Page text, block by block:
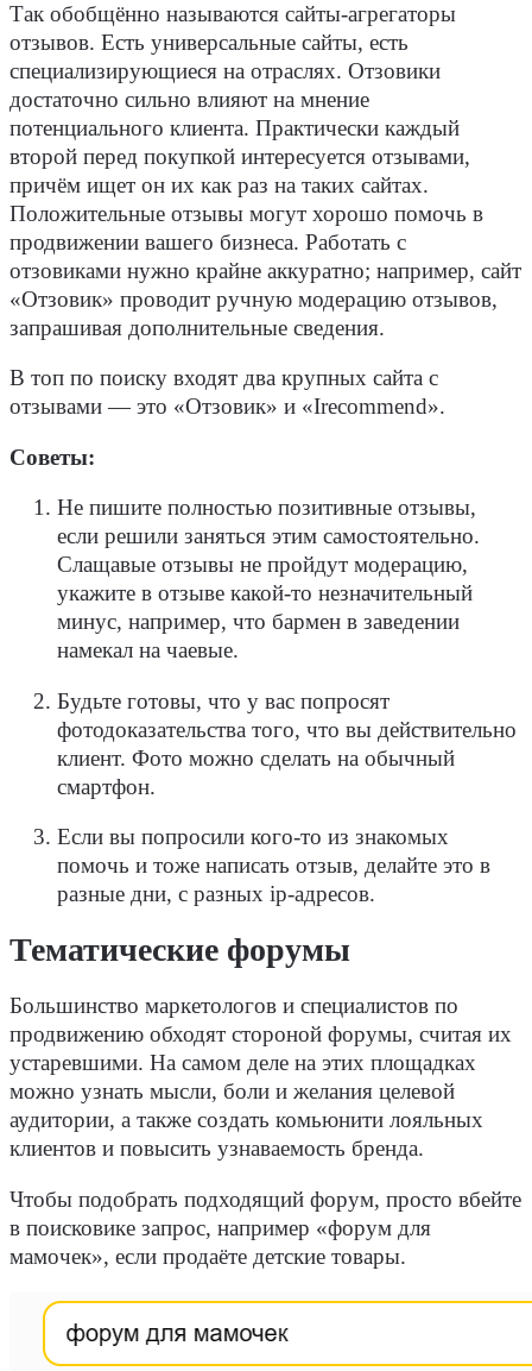
Так обобщённо называются сайты-агрегаторы
отзывов. Есть универсальные сайты, есть
специализирующиеся на отраслях. Отзовики
достаточно сильно влияют на мнение
потенциального клиента. Практически каждый
второй перед покупкой интересуется отзывами,
причём ищет он их как раз на таких сайтах.
Положительные отзывы могут хорошо помочь в
продвижении вашего бизнеса. Работать с
отзовиками нужно крайне аккуратно; например, сайт
«Отзовик» проводит ручную модерацию отзывов,
запрашивая дополнительные сведения.
В топ по поиску входят два крупных сайта с
отзывами — это «Отзовик» и «Irecommend».
Советы:
Не пишите полностью позитивные отзывы,
если решили заняться этим самостоятельно.
Слащавые отзывы не пройдут модерацию,
укажите в отзыве какой-то незначительный
минус, например, что бармен в заведении
намекал на чаевые.
Будьте готовы, что у вас попросят
фотодоказательства того, что вы действительно
клиент. Фото можно сделать на обычный
смартфон.
Если вы попросили кого-то из знакомых
помочь и тоже написать отзыв, делайте это в
разные дни, с разных ip-адресов.
Тематические форумы
Большинство маркетологов и специалистов по
продвижению обходят стороной форумы, считая их
устаревшими. На самом деле на этих площадках
можно узнать мысли, боли и желания целевой
аудитории, а также создать комьюнити лояльных
клиентов и повысить узнаваемость бренда.
Чтобы подобрать подходящий форум, просто вбейте
в поисковике запрос, например «форум для
мамочек», если продаёте детские товары.